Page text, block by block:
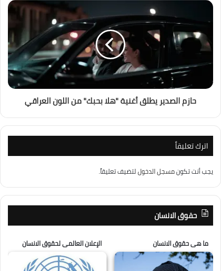
حازم الصدير يطلق أغنية "هلا بحبك" من اللون العراقي
اترك تعليقاً
يجب أنت تكونمسجل الدخوللتضيف تعليقاً.
حقوق الانسان
ما هى حقوق الانسان الإعلان العالمى لحقوق الانسان